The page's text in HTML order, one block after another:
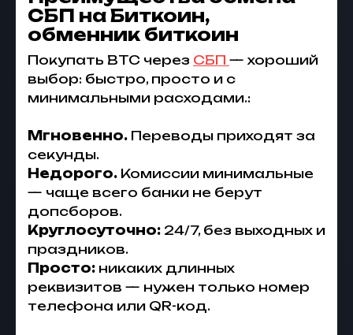
СБП на Биткоин,
обменник биткоин
Покупать BTC через СБП — хороший
выбор: быстро, просто и с
минимальными расходами.:
Мгновенно. Переводы приходят за
секунды.
Недорого. Комиссии минимальные
— чаще всего банки не берут
допсборов.
Круглосуточно: 24/7, без выходных и
праздников.
Просто: никаких длинных
реквизитов — нужен только номер
телефона или QR-код.